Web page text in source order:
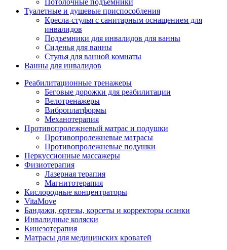
Потолочные подъемники
Туалетные и душевые приспособления
Кресла-стулья с санитарным оснащением для
инвалидов
Подъемники для инвалидов для ванны
Сиденья для ванны
Стулья для ванной комнаты
Ванны для инвалидов
Реабилитационные тренажеры
Беговые дорожки для реабилитации
Велотренажеры
Виброплатформы
Механотерапия
Противопролежневый матрас и подушки
Противопролежневые матрасы
Противопролежневые подушки
Перкуссионные массажеры
Физиотерапия
Лазерная терапия
Магнитотерапия
Кислородные концентраторы
VitaMove
Бандажи, ортезы, корсеты и корректоры осанки
Инвалидные коляски
Кинезотерапия
Матрасы для медицинских кроватей